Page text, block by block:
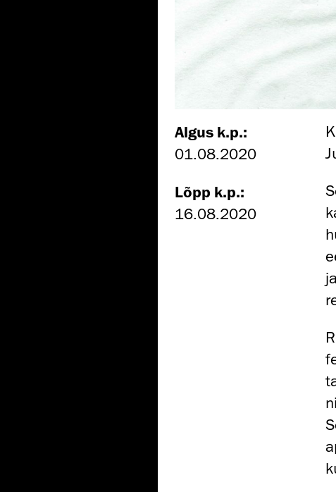
Algus k.p.:
01.08.2020
Lõpp k.p.:
16.08.2020